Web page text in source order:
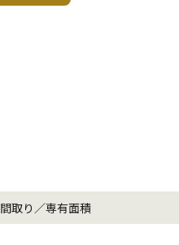
間取り／専有面積